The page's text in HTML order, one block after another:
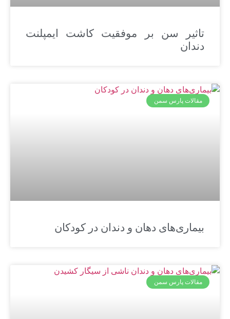
تاثیر سن بر موفقیت کاشت ایمپلنت
دندان
مقالات پارس سمن
بیماری‌های دهان و دندان در کودکان
مقالات پارس سمن